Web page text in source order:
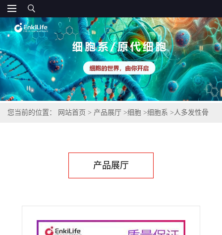
您当前的位置： 网站首页 > 产品展厅 >细胞 >细胞系 >人多发性骨
产品展厅